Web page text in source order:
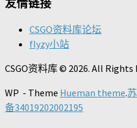
友情链接
CSGO资料库论坛
flyzy小站
CSGO资料库 © 2026. All Rights
WP - Theme Hueman theme.
备34019202002195